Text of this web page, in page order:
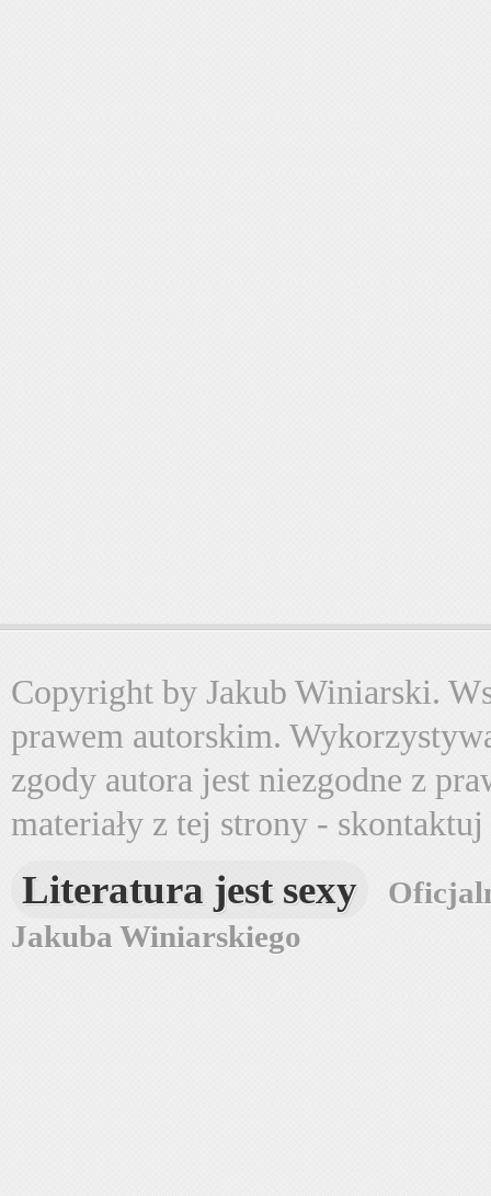
Copyright by Jakub Winiarski.
prawem autorskim.
zgody autora jest niezgodne z
materiały z tej strony -
Literatura jest sexy
Jakuba Winiarskiego